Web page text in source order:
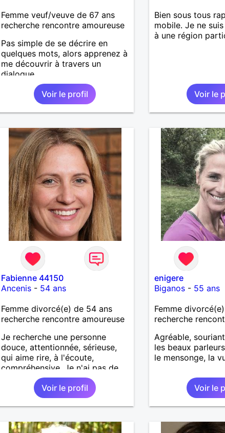
Femme veuf/veuve de 67 ans
recherche rencontre amoureuse
Pas simple de se décrire en
quelques mots, alors apprenez à
me découvrir à travers un
dialogue.
Voir le profil
Bien sous tous
mobile. Je ne
à une région
Voir le
Fabienne 44150
Ancenis- 54 ans
Femme divorcé(e) de 54 ans
recherche rencontre amoureuse
Je recherche une personne
douce, attentionnée, sérieuse,
qui aime rire, à l'écoute,
compréhensive. Je n'ai pas de
préférence physique
particulière, ni de moyenne
d'age, tout est question de
feeling.
Voir le profil
enigere
Biganos- 55 ans
Femme
recherche
Agréable,
les beaux
le mensonge, la
Voir le